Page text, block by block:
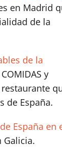
en Madrid
de la
de la
y
restaurante
de España.
España en
Galicia.